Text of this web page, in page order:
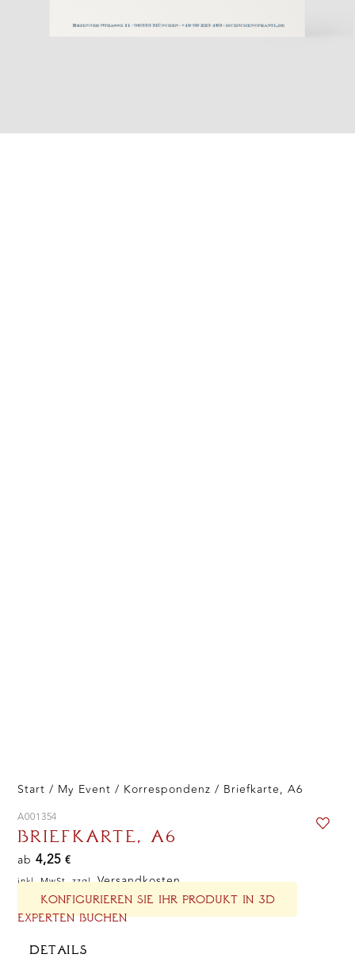
Start / My Event / Korrespondenz / Briefkarte, A6
A001354
BRIEFKARTE, A6
ab4,25€
inkl. MwSt. zzgl.Versandkosten
KONFIGURIEREN SIE IHR PRODUKT IN 3D
EXPERTEN BUCHEN
DETAILS